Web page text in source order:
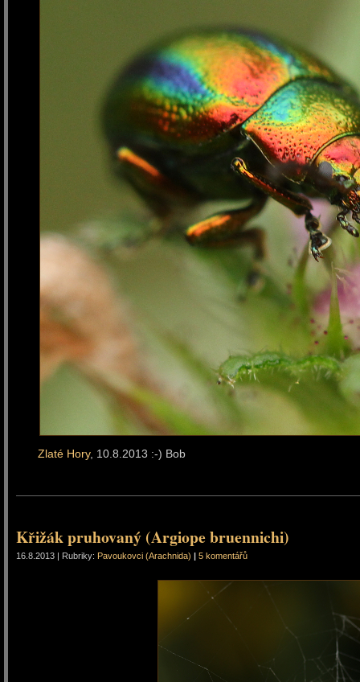
Zlaté Hory, 10.8.2013 :-) Bob
Křižák pruhovaný (Argiope bruennichi)
16.8.2013 | Rubriky: Pavoukovci (Arachnida) | 5 komentářů